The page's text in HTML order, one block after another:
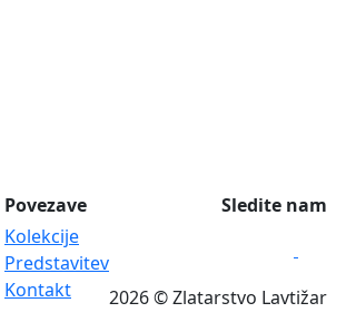
Povezave
Kolekcije
Predstavitev
Kontakt
Sledite nam
2026 © Zlatarstvo Lavtižar